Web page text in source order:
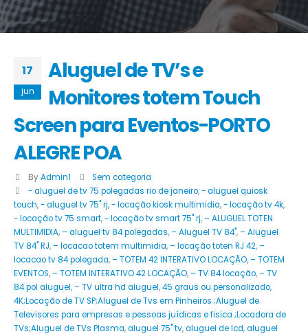
17
jun
Aluguel de TV’s e
Monitores totem Touch
Screen para Eventos-PORTO
ALEGRE POA
By Admin1
Sem categoria
- aluguel de tv 75 polegadas rio de janeiro,- aluguel quiosk
touch,- aluguel tv 75" rj,- locação kiosk multimidia,- locação tv 4k,
- locação tv 75 smart,- locação tv smart 75" rj,– ALUGUEL TOTEN
MULTIMIDIA,– aluguel tv 84 polegadas,– Aluguel TV 84",– Aluguel
TV 84" RJ,– locacao totem multimidia,– locação toten RJ 42,–
locacao tv 84 polegada,– TOTEM 42 INTERATIVO LOCAÇÃO,– TOTEM
EVENTOS,– TOTEM INTERATIVO 42 LOCAÇÃO,– TV 84 locação,– TV
84 pol aluguel,– TV ultra hd aluguel,45 graus ou personalizado,
4K;Locação de TV SP;Aluguel de Tvs em Pinheiros ;Aluguel de
Televisores para empresas e pessoas juídicas e fisica ;Locadora de
TVs;Aluguel de TVs Plasma,aluguel 75" tv,aluguel de lcd,aluguel